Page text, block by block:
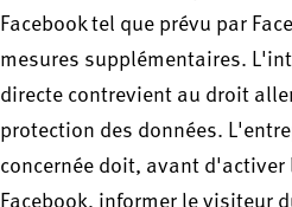
Facebook tel que prévu par
mesures supplémentaires.
directe contrevient au droit
protection des données.
concernée doit, avant d'activer